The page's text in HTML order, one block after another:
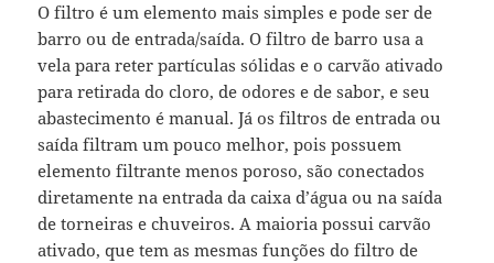
O filtro é um elemento mais simples e pode ser de
barro ou de entrada/saída. O filtro de barro usa a
vela para reter partículas sólidas e o carvão ativado
para retirada do cloro, de odores e de sabor, e seu
abastecimento é manual. Já os filtros de entrada ou
saída filtram um pouco melhor, pois possuem
elemento filtrante menos poroso, são conectados
diretamente na entrada da caixa d’água ou na saída
de torneiras e chuveiros. A maioria possui carvão
ativado, que tem as mesmas funções do filtro de